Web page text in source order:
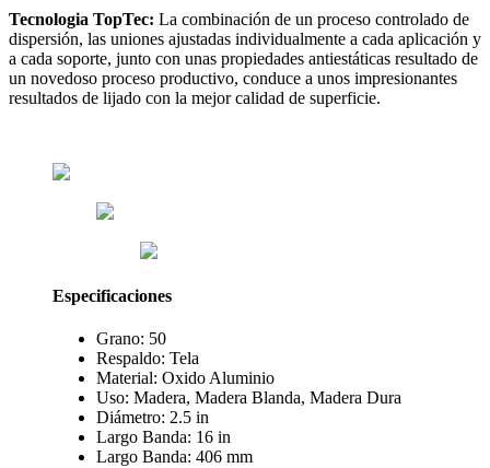
Tecnologia TopTec: La combinación de un proceso controlado de
dispersión, las uniones ajustadas individualmente a cada aplicación y
a cada soporte, junto con unas propiedades antiestáticas resultado de
un novedoso proceso productivo, conduce a unos impresionantes
resultados de lijado con la mejor calidad de superficie.
Especificaciones
Grano: 50
Respaldo: Tela
Material: Oxido Aluminio
Uso: Madera, Madera Blanda, Madera Dura
Diámetro: 2.5 in
Largo Banda: 16 in
Largo Banda: 406 mm